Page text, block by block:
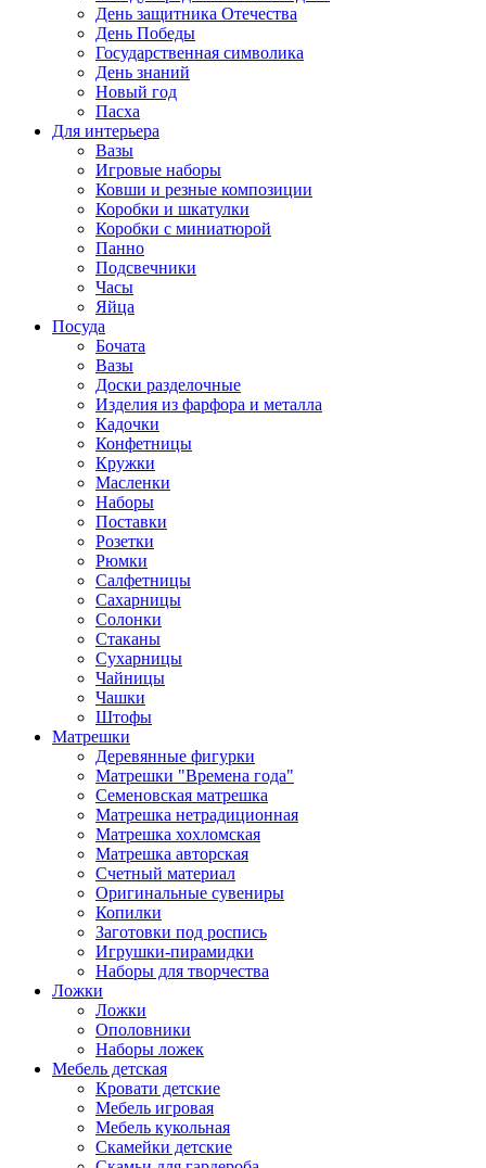
День защитника Отечества
День Победы
Государственная символика
День знаний
Новый год
Пасха
Для интерьера
Вазы
Игровые наборы
Ковши и резные композиции
Коробки и шкатулки
Коробки с миниатюрой
Панно
Подсвечники
Часы
Яйца
Посуда
Бочата
Вазы
Доски разделочные
Изделия из фарфора и металла
Кадочки
Конфетницы
Кружки
Масленки
Наборы
Поставки
Розетки
Рюмки
Салфетницы
Сахарницы
Солонки
Стаканы
Сухарницы
Чайницы
Чашки
Штофы
Матрешки
Деревянные фигурки
Матрешки "Времена года"
Семеновская матрешка
Матрешка нетрадиционная
Матрешка хохломская
Матрешка авторская
Счетный материал
Оригинальные сувениры
Копилки
Заготовки под роспись
Игрушки-пирамидки
Наборы для творчества
Ложки
Ложки
Ополовники
Наборы ложек
Мебель детская
Кровати детские
Мебель игровая
Мебель кукольная
Скамейки детские